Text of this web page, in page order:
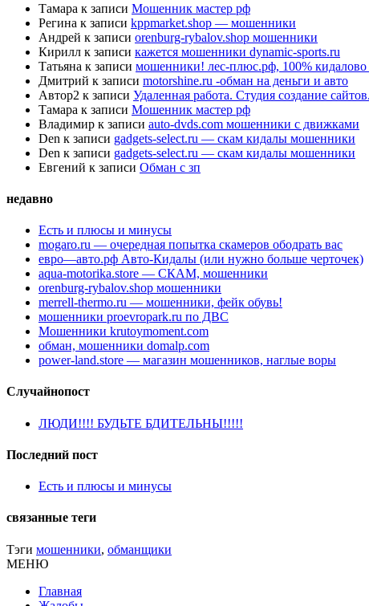
Тамара к записи Мошенник мастер рф
Регина к записи kppmarket.shop — мошенники
Андрей к записи orenburg-rybalov.shop мошенники
Кирилл к записи кажется мошенники dynamic-sports.ru
Татьяна к записи мошенники! лес-плюс.рф, 100% кидалово
Дмитрий к записи motorshine.ru -обман на деньги и авто
Автор2 к записи Удаленная работа. Студия создание
Тамара к записи Мошенник мастер рф
Владимир к записи auto-dvds.com мошенники с движками
Den к записи gadgets-select.ru — скам кидалы мошенники
Den к записи gadgets-select.ru — скам кидалы мошенники
Евгений к записи Обман с зп
недавно
Есть и плюсы и минусы
mogaro.ru — очередная попытка скамеров ободрать вас
евро—авто.рф Авто-Кидалы (или нужно больше черточек)
aqua-motorika.store — СКАМ, мошенники
orenburg-rybalov.shop мошенники
merrell-thermo.ru — мошенники, фейк обувь!
мошенники proevropark.ru по ДВС
Мошенники krutoymoment.com
обман, мошенники domalp.com
power-land.store — магазин мошенников, наглые воры
Случайнопост
ЛЮДИ!!!! БУДЬТЕ БДИТЕЛЬНЫ!!!!!
Последний пост
Есть и плюсы и минусы
связанные теги
Тэги мошенники, обманщики
МЕНЮ
Главная